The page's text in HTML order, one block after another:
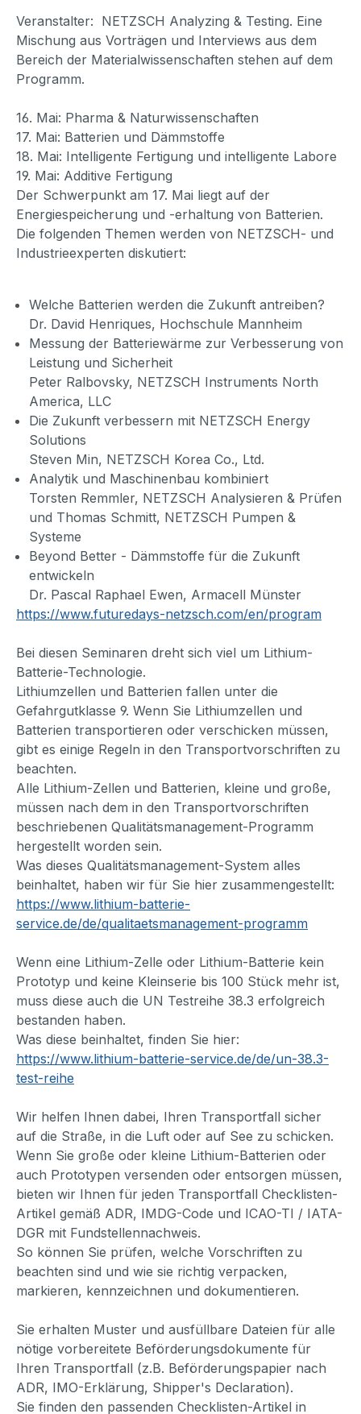
Veranstalter: NETZSCH Analyzing & Testing. Eine
Mischung aus Vorträgen und Interviews aus dem
Bereich der Materialwissenschaften stehen auf dem
Programm.
16. Mai: Pharma & Naturwissenschaften
17. Mai: Batterien und Dämmstoffe
18. Mai: Intelligente Fertigung und intelligente Labore
19. Mai: Additive Fertigung
Der Schwerpunkt am 17. Mai liegt auf der
Energiespeicherung und -erhaltung von Batterien.
Die folgenden Themen werden von NETZSCH- und
Industrieexperten diskutiert:
Welche Batterien werden die Zukunft antreiben?
Dr. David Henriques, Hochschule Mannheim
Messung der Batteriewärme zur Verbesserung von
Leistung und Sicherheit
Peter Ralbovsky, NETZSCH Instruments North
America, LLC
Die Zukunft verbessern mit NETZSCH Energy
Solutions
Steven Min, NETZSCH Korea Co., Ltd.
Analytik und Maschinenbau kombiniert
Torsten Remmler, NETZSCH Analysieren & Prüfen
und Thomas Schmitt, NETZSCH Pumpen &
Systeme
Beyond Better - Dämmstoffe für die Zukunft
entwickeln
Dr. Pascal Raphael Ewen, Armacell Münster
https://www.futuredays-netzsch.com/en/program
Bei diesen Seminaren dreht sich viel um Lithium-
Batterie-Technologie.
Lithiumzellen und Batterien fallen unter die
Gefahrgutklasse 9. Wenn Sie Lithiumzellen und
Batterien transportieren oder verschicken müssen,
gibt es einige Regeln in den Transportvorschriften zu
beachten.
Alle Lithium-Zellen und Batterien, kleine und große,
müssen nach dem in den Transportvorschriften
beschriebenen Qualitätsmanagement-Programm
hergestellt worden sein.
Was dieses Qualitätsmanagement-System alles
beinhaltet, haben wir für Sie hier zusammengestellt:
https://www.lithium-batterie-
service.de/de/qualitaetsmanagement-programm
Wenn eine Lithium-Zelle oder Lithium-Batterie kein
Prototyp und keine Kleinserie bis 100 Stück mehr ist,
muss diese auch die UN Testreihe 38.3 erfolgreich
bestanden haben.
Was diese beinhaltet, finden Sie hier:
https://www.lithium-batterie-service.de/de/un-38.3-
test-reihe
Wir helfen Ihnen dabei, Ihren Transportfall sicher
auf die Straße, in die Luft oder auf See zu schicken.
Wenn Sie große oder kleine Lithium-Batterien oder
auch Prototypen versenden oder entsorgen müssen,
bieten wir Ihnen für jeden Transportfall Checklisten-
Artikel gemäß ADR, IMDG-Code und ICAO-TI / IATA-
DGR mit Fundstellennachweis.
So können Sie prüfen, welche Vorschriften zu
beachten sind und wie sie richtig verpacken,
markieren, kennzeichnen und dokumentieren.
Sie erhalten Muster und ausfüllbare Dateien für alle
nötige vorbereitete Beförderungsdokumente für
Ihren Transportfall (z.B. Beförderungspapier nach
ADR, IMO-Erklärung, Shipper's Declaration).
Sie finden den passenden Checklisten-Artikel in